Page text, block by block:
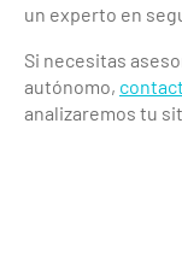
un experto en
Si necesitas
autónomo,
analizaremos tu